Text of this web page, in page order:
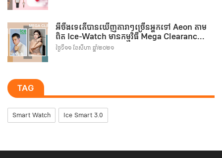
អីចឹងទេតើបានឃើញតារាៗច្រើនអ្នកទៅ Aeon តាម
ពិត Ice-Watch មានកម្មវិធី Mega Clearanc...
ថ្ងៃទី១១ ខែសីហា ឆ្នាំ២០២១
TAG
Smart Watch Ice Smart 3.0